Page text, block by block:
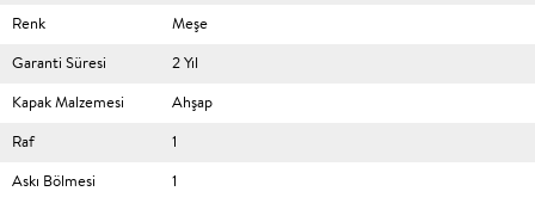
Renk Meşe
Garanti Süresi 2 Yıl
Kapak Malzemesi Ahşap
Raf 1
Askı Bölmesi 1